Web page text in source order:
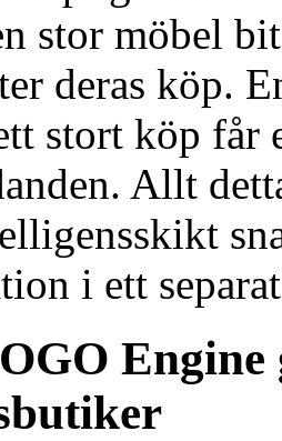
stor möbel
deras köp.
stort köp får
Allt
i ett